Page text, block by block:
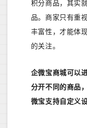
积分商品，其实
品。商家只有重
丰富性，才能体
的关注。
企微宝商城可以
分开不同的商品
微宝支持自定义